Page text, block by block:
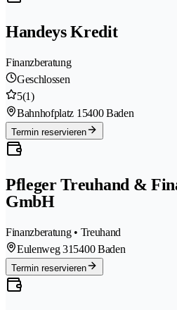
Handeys Kredit
Finanzberatung
Geschlossen
5(1)
Bahnhofplatz 1 5400 Baden
Termin reservieren
Pfleger Treuhand &
GmbH
Finanzberatung • Treuhand
Eulenweg 315400 Baden
Termin reservieren